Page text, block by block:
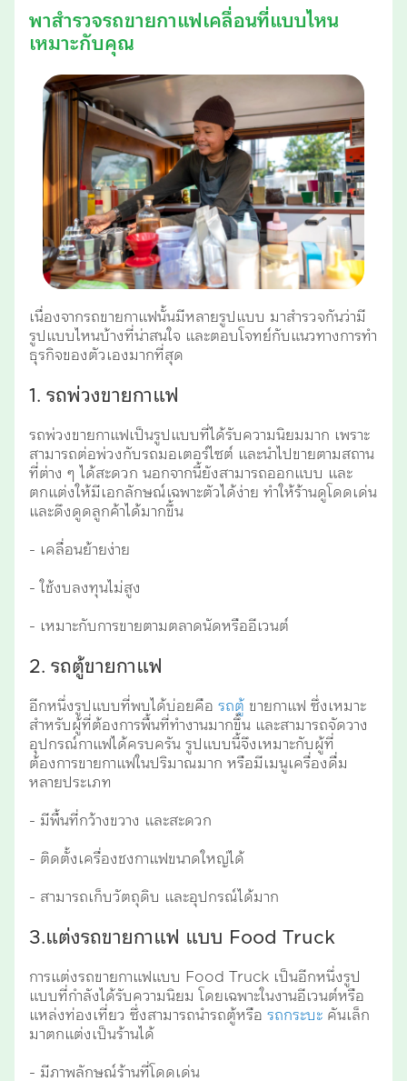
พาสำรวจรถขายกาแฟเคลื่อนที่แบบไหน
เหมาะกับคุณ
เนื่องจากรถขายกาแฟนั้นมีหลายรูปแบบ มาสำรวจกันว่ามี
รูปแบบไหนบ้างที่น่าสนใจ และตอบโจทย์กับแนวทางการทำ
ธุรกิจของตัวเองมากที่สุด
1. รถพ่วงขายกาแฟ
รถพ่วงขายกาแฟเป็นรูปแบบที่ได้รับความนิยมมาก เพราะ
สามารถต่อพ่วงกับรถมอเตอร์ไซต์ และนำไปขายตามสถาน
ที่ต่าง ๆ ได้สะดวก นอกจากนี้ยังสามารถออกแบบ และ
ตกแต่งให้มีเอกลักษณ์เฉพาะตัวได้ง่าย ทำให้ร้านดูโดดเด่น
และดึงดูดลูกค้าได้มากขึ้น
- เคลื่อนย้ายง่าย
- ใช้งบลงทุนไม่สูง
- เหมาะกับการขายตามตลาดนัดหรืออีเวนต์
2. รถตู้ขายกาแฟ
อีกหนึ่งรูปแบบที่พบได้บ่อยคือรถตู้ ขายกาแฟ ซึ่งเหมาะ
สำหรับผู้ที่ต้องการพื้นที่ทำงานมากขึ้น และสามารถจัดวาง
อุปกรณ์กาแฟได้ครบครัน รูปแบบนี้จึงเหมาะกับผู้ที่
ต้องการขายกาแฟในปริมาณมาก หรือมีเมนูเครื่องดื่ม
หลายประเภท
- มีพื้นที่กว้างขวาง และสะดวก
- ติดตั้งเครื่องชงกาแฟขนาดใหญ่ได้
- สามารถเก็บวัตถุดิบ และอุปกรณ์ได้มาก
3.แต่งรถขายกาแฟ แบบ Food Truck
การแต่งรถขายกาแฟแบบ Food Truck เป็นอีกหนึ่งรูป
แบบที่กำลังได้รับความนิยม โดยเฉพาะในงานอีเวนต์หรือ
แหล่งท่องเที่ยว ซึ่งสามารถนำรถตู้หรือรถกระบะ คันเล็ก
มาตกแต่งเป็นร้านได้
- มีภาพลักษณ์ร้านที่โดดเด่น